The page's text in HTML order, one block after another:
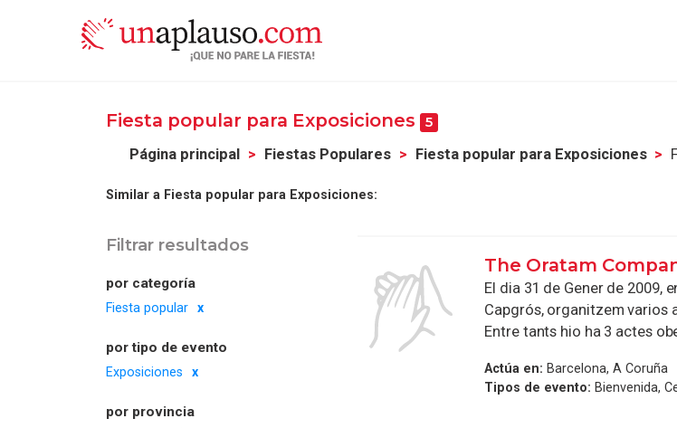
Fiesta popular para Exposiciones 5
Página principal Fiestas Populares Fiesta popular para Exposiciones
Similar a Fiesta popular para Exposiciones:
Filtrar resultados
por categoría
Fiesta popular
por tipo de evento
Exposiciones
por provincia
The Oratam
El dia 31 de Gener de 2009,
Capgrós, organitzem varios
Entre tants hio ha 3 actes
Actúa en: Barcelona, A Coruña
Tipos de evento: Bienvenida,